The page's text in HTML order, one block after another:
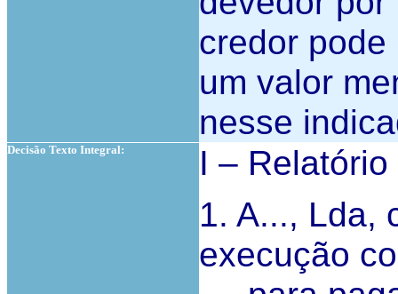
credor
um valor
nesse
Decisão Texto Integral:
I – Relatório
1. A..., Lda,
execução